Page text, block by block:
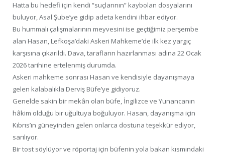
Hatta bu hedefi için kendi “suçlarının” kaybolan dosyalarını
buluyor, Asal Şube’ye gidip adeta kendini ihbar ediyor.
Bu hummalı çalışmalarının meyvesini ise geçtiğimiz perşembe
alan Hasan, Lefkoşa’daki Askeri Mahkeme’de ilk kez yargıç
karşısına çıkarıldı. Dava, tarafların hazırlanması adına 22 Ocak
2026 tarihine ertelenmiş durumda.
Askeri mahkeme sonrası Hasan ve kendisiyle dayanışmaya
gelen kalabalıkla Derviş Büfe’ye gidiyoruz.
Genelde sakin bir mekân olan büfe, İngilizce ve Yunancanın
hâkim olduğu bir uğultuya boğuluyor. Hasan, dayanışma için
Kıbrıs’ın güneyinden gelen onlarca dostuna teşekkür ediyor,
sarılıyor.
Bir tost söylüyor ve röportaj için büfenin yola bakan kısmındaki